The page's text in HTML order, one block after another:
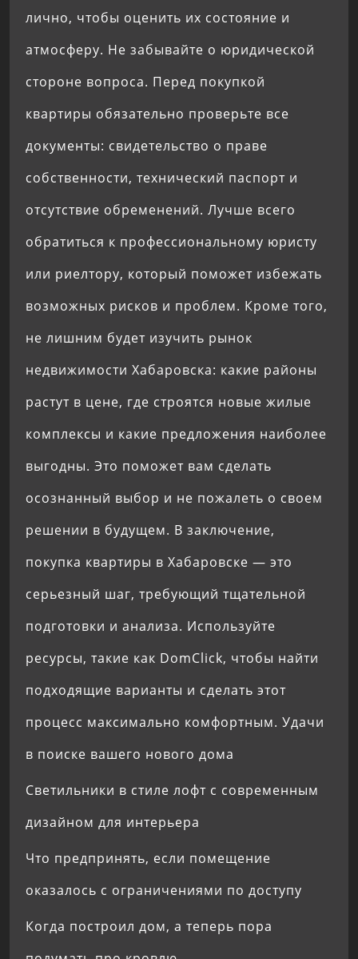
лично, чтобы оценить их состояние и
атмосферу. Не забывайте о юридической
стороне вопроса. Перед покупкой
квартиры обязательно проверьте все
документы: свидетельство о праве
собственности, технический паспорт и
отсутствие обременений. Лучше всего
обратиться к профессиональному юристу
или риелтору, который поможет избежать
возможных рисков и проблем. Кроме того,
не лишним будет изучить рынок
недвижимости Хабаровска: какие районы
растут в цене, где строятся новые жилые
комплексы и какие предложения наиболее
выгодны. Это поможет вам сделать
осознанный выбор и не пожалеть о своем
решении в будущем. В заключение,
покупка квартиры в Хабаровске — это
серьезный шаг, требующий тщательной
подготовки и анализа. Используйте
ресурсы, такие как DomClick, чтобы найти
подходящие варианты и сделать этот
процесс максимально комфортным. Удачи
в поиске вашего нового дома
Светильники в стиле лофт с современным
дизайном для интерьера
Что предпринять, если помещение
оказалось с ограничениями по доступу
Когда построил дом, а теперь пора